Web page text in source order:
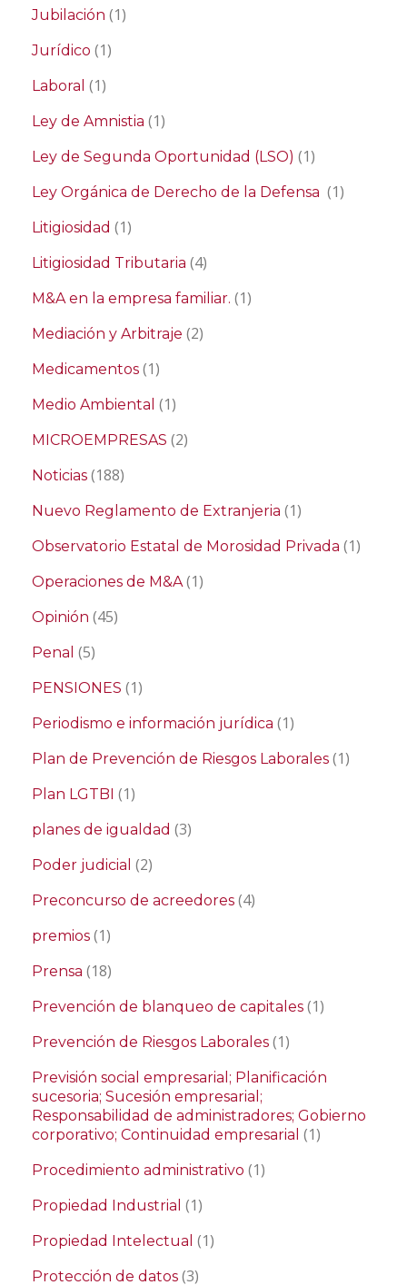
Jubilación (1)
Jurídico (1)
Laboral (1)
Ley de Amnistia (1)
Ley de Segunda Oportunidad (LSO) (1)
Ley Orgánica de Derecho de la Defensa (1)
Litigiosidad (1)
Litigiosidad Tributaria (4)
M&A en la empresa familiar. (1)
Mediación y Arbitraje (2)
Medicamentos (1)
Medio Ambiental (1)
MICROEMPRESAS (2)
Noticias (188)
Nuevo Reglamento de Extranjeria (1)
Observatorio Estatal de Morosidad Privada (1)
Operaciones de M&A(1)
Opinión (45)
Penal (5)
PENSIONES (1)
Periodismo e información jurídica (1)
Plan de Prevención de Riesgos Laborales (1)
Plan LGTBI (1)
planes de igualdad (3)
Poder judicial (2)
Preconcurso de acreedores (4)
premios (1)
Prensa (18)
Prevención de blanqueo de capitales (1)
Prevención de Riesgos Laborales (1)
Previsión social empresarial; Planificación
sucesoria; Sucesión empresarial;
Responsabilidad de administradores; Gobierno
corporativo; Continuidad empresarial (1)
Procedimiento administrativo (1)
Propiedad Industrial (1)
Propiedad Intelectual (1)
Protección de datos (3)